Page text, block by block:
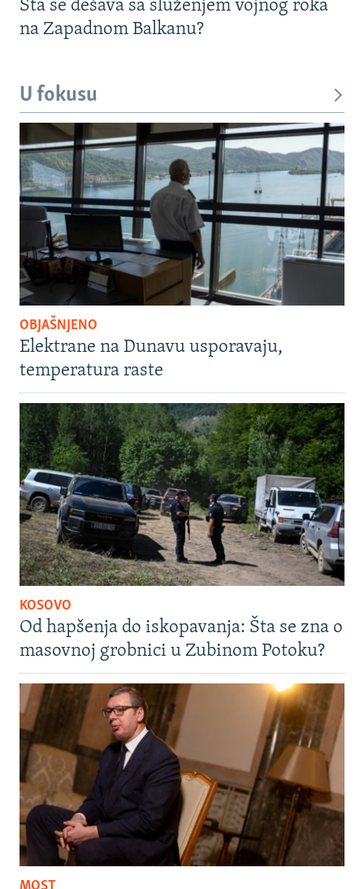
Šta se dešava sa služenjem vojnog roka
na Zapadnom Balkanu?
U fokusu
OBJAŠNJENO
Elektrane na Dunavu usporavaju,
temperatura raste
KOSOVO
Od hapšenja do iskopavanja: Šta se zna o
masovnoj grobnici u Zubinom Potoku?